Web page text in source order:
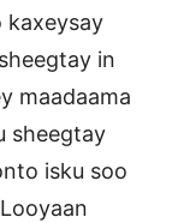
kaxeysay
in
maadaama
sheegtay
isku soo